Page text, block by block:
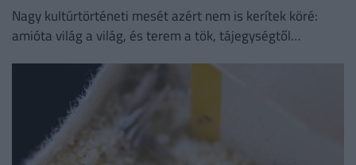
Nagy kultúrtörténeti mesét azért nem is kerítek köré:
amióta világ a világ, és terem a tök, tájegységtől